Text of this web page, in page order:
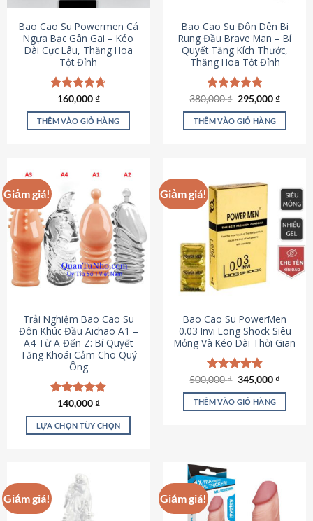
chọn
trên
trang
sản
phẩm
Bao Cao Su Powermen Cá
Ngựa Bạc Gân Gai – Kéo
Dài Cực Lâu, Thăng Hoa
Tột Đỉnh
Được xếp
hạng4.73
5 sao
160,000₫
THÊM VÀO GIỎ HÀNG
Bao Cao Su Đôn Dên Bi
Rung Đầu Brave Man – Bí
Quyết Tăng Kích Thước,
Thăng Hoa Tột Đỉnh
Được xếp
hạng5.00
5 sao
380,000₫ Giá
là:
380,000 ₫.
295,000₫Giá
tại
THÊM VÀO GIỎ HÀNG
Giảm giá!
Trải Nghiệm Bao Cao Su
Đôn Khúc Đầu Aichao A1 –
A4 Từ A Đến Z: Bí Quyết
Tăng Khoái Cảm Cho Quý
Ông
Được xếp
hạng4.88
5 sao
140,000₫
LỰA CHỌN TÙY CHỌN
có
nhiều
biến
Giảm giá!
Bao Cao Su PowerMen
0.03 Invi Long Shock Siêu
Mỏng Và Kéo Dài Thời Gian
Được xếp
hạng4.85
5 sao
500,000₫ Giá
là:
500,000 ₫.
345,000₫Giá
tại
THÊM VÀO GIỎ HÀNG
Giảm giá! Giảm giá!